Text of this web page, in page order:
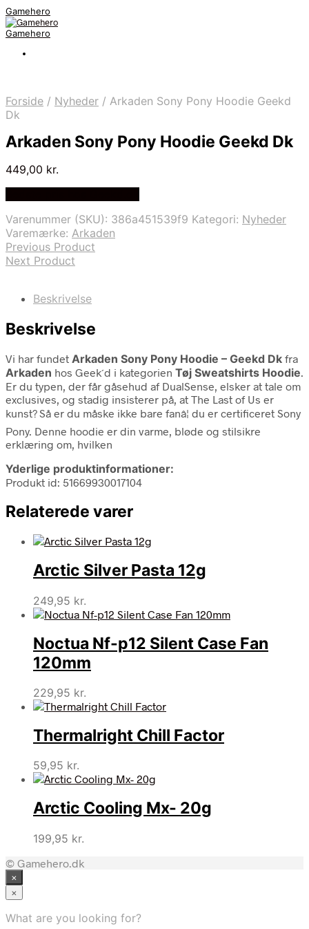
Gamehero
Gamehero
Forside / Nyheder / Arkaden Sony Pony Hoodie Geekd
Dk
Arkaden Sony Pony Hoodie Geekd Dk
449,00 kr.
Varenummer (SKU): 386a451539f9 Kategori: Nyheder
Varemærke: Arkaden
Previous Product
Next Product
Beskrivelse
Beskrivelse
Vi har fundet Arkaden Sony Pony Hoodie – Geekd Dk fra
Arkaden hos Geek´d i kategorien Tøj Sweatshirts Hoodie.
Er du typen, der får gåsehud af DualSense, elsker at tale om
exclusives, og stadig insisterer på, at The Last of Us er
kunst? Så er du måske ikke bare fanâ¦ du er certificeret Sony
Pony. Denne hoodie er din varme, bløde og stilsikre
erklæring om, hvilken
Yderlige produktinformationer:
Produkt id: 51669930017104
Relaterede varer
Arctic Silver Pasta 12g
249,95 kr.
Noctua Nf-p12 Silent Case Fan
120mm
229,95 kr.
Thermalright Chill Factor
59,95 kr.
Arctic Cooling Mx- 20g
199,95 kr.
© Gamehero.dk
×
×
What are you looking for?